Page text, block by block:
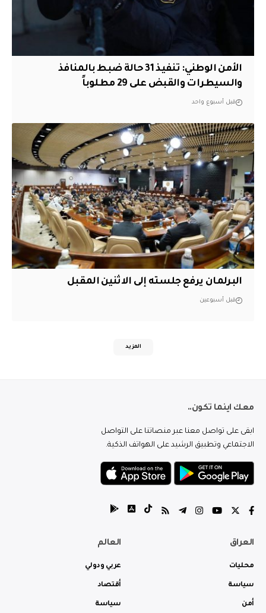
الأمن الوطني: تنفيذ 31 حالة ضبط بالمنافذ
والسيطرات والقبض على 29 مطلوباً
قبل أسبوع واحد
البرلمان يرفع جلسته إلى الاثنين المقبل
قبل أسبوعين
المزيد
معك اينما تكون..
ابقى على تواصل معنا عبر منصاتنا على التواصل
الاجتماعي وتطبيق الرشيد على الهواتف الذكية.
العراق
محليات
سياسة
أمن
العالم
عربي ودولي
أقتصاد
سياسة